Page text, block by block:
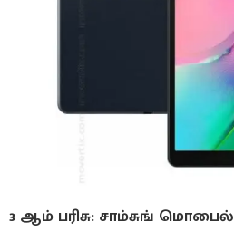
3 ஆம் பரிசு: சாம்சுங் மொபைல்